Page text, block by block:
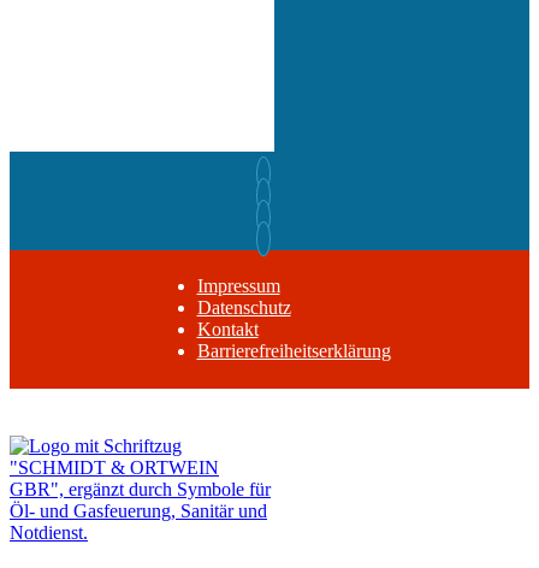
Impressum
Datenschutz
Kontakt
Barrierefreiheitserklärung